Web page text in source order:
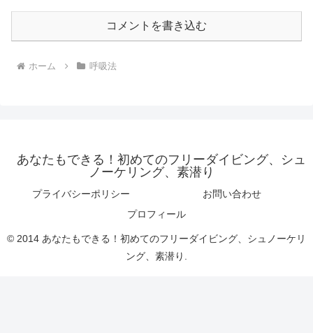
コメントを書き込む
ホーム 呼吸法
あなたもできる！初めてのフリーダイビング、シュ
ノーケリング、素潜り
プライバシーポリシー
お問い合わせ
プロフィール
© 2014 あなたもできる！初めてのフリーダイビング、シュノーケリ
ング、素潜り.